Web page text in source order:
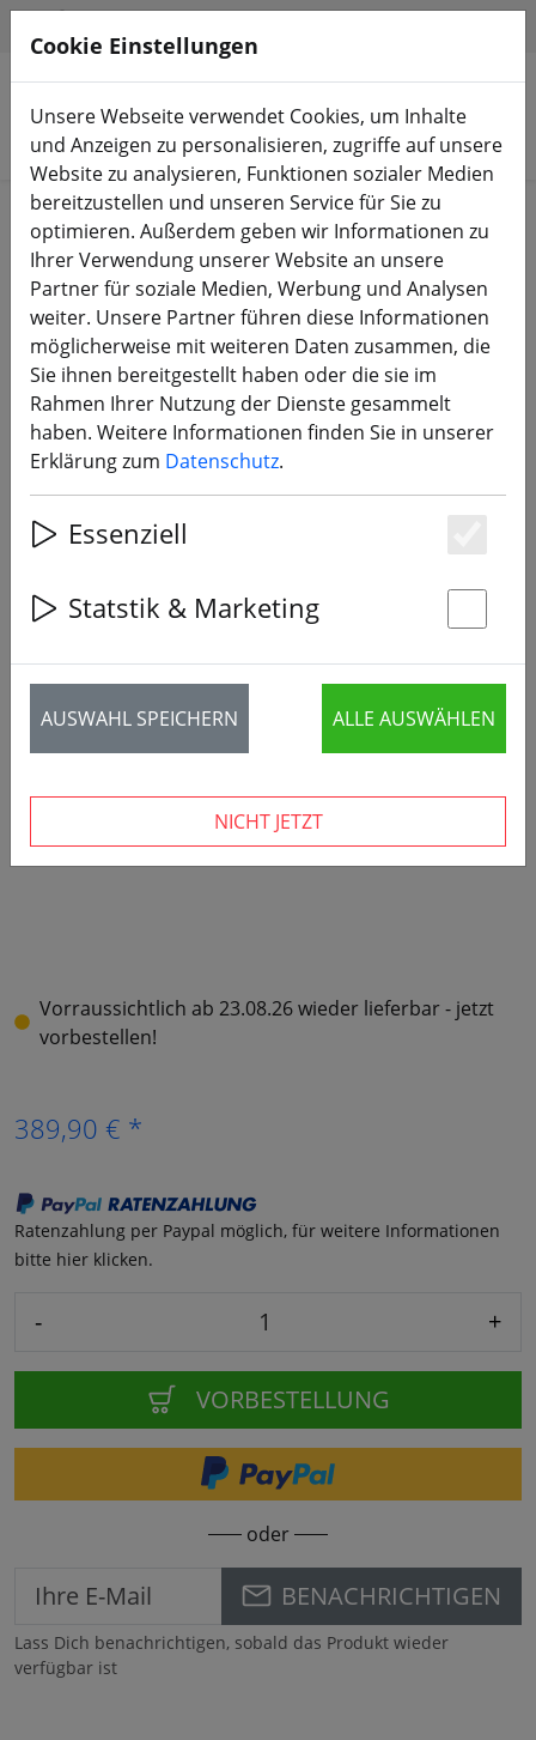
Produkte suchen
Start FPV Drohnen RTF, BNF & PNP
Flywoo Firefly 25MINI 3S Drohne
Walksnail ELRS
Vorraussichtlich ab 23.08.26 wieder lieferbar - jetzt
vorbestellen!
389,90 € *
Ratenzahlung per Paypal möglich, für weitere Informationen
bitte hier klicken.
- +
VORBESTELLUNG
oder
BENACHRICHTIGEN
Lass Dich benachrichtigen, sobald das Produkt wieder
verfügbar ist
Cookie Einstellungen
Unsere Webseite verwendet Cookies, um Inhalte
und Anzeigen zu personalisieren, zugriffe auf unsere
Website zu analysieren, Funktionen sozialer Medien
bereitzustellen und unseren Service für Sie zu
optimieren. Außerdem geben wir Informationen zu
Ihrer Verwendung unserer Website an unsere
Partner für soziale Medien, Werbung und Analysen
weiter. Unsere Partner führen diese Informationen
möglicherweise mit weiteren Daten zusammen, die
Sie ihnen bereitgestellt haben oder die sie im
Rahmen Ihrer Nutzung der Dienste gesammelt
haben. Weitere Informationen finden Sie in unserer
Erklärung zum Datenschutz.
Essenziell
Statstik & Marketing
AUSWAHL SPEICHERN ALLE AUSWÄHLEN
NICHT JETZT